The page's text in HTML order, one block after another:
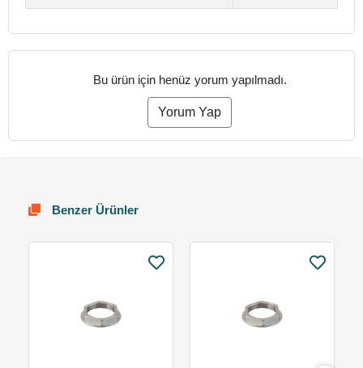
Bu ürün için henüz yorum yapılmadı.
Yorum Yap
Benzer Ürünler